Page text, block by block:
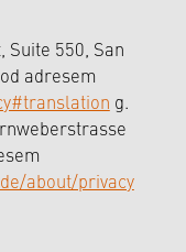
Suite 550, San
adresem
g.
about/privacy